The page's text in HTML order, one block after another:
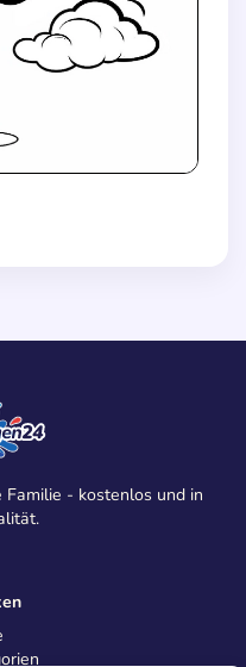
- kostenlos und in